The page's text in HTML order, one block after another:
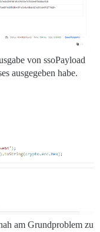
von ssoPayload
ausgegeben habe.
am Grundproblem zu